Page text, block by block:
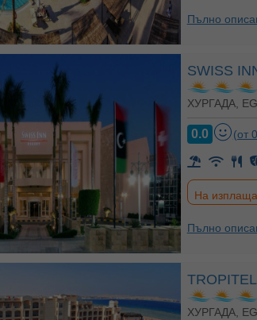
Пълно
SWISS
ХУРГАДА,
0.0 (от
На
Пълно
ХУРГАДА,